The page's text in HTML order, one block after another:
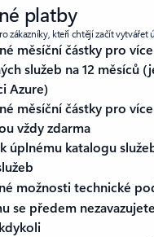
platby
zákazníky, kteří chtějí začít vytvářet
měsíční částky pro
služeb na 12 měsíců
Azure)
měsíční částky pro
vždy zdarma
úplnému katalogu
možnosti technické
se předem